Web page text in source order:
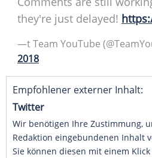
they're just delayed!
—t Team YouTube
2018
Empfohlener externer Inhalt:
Twitter
Wir benötigen Ihre Zustimmung,
Redaktion eingebundenen Inhalt
Sie können diesen mit einem